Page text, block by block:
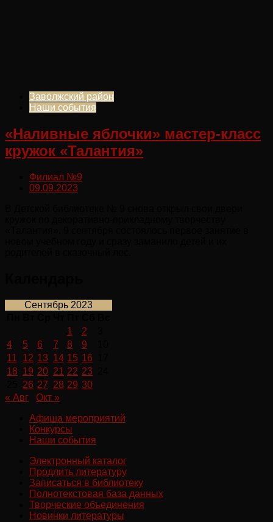
Заволжский район
Наши события
«Наливные яблочки» мастер-класс
кружок «Талантия»
Филиал №9
09.09.2023
Сентябрь 2023
1
2
4
5 6 7 8 9
11
12 13 14 15 16
18 19 20 21 22 23
26 27 28 29 30
« Авг
Окт »
Афиша мероприятий
Конкурсы
Наши события
Электронный каталог
Продлить литературу
Записаться в библиотеку
Полнотекстовая база данных
Творческие объединения
Новинки литературы